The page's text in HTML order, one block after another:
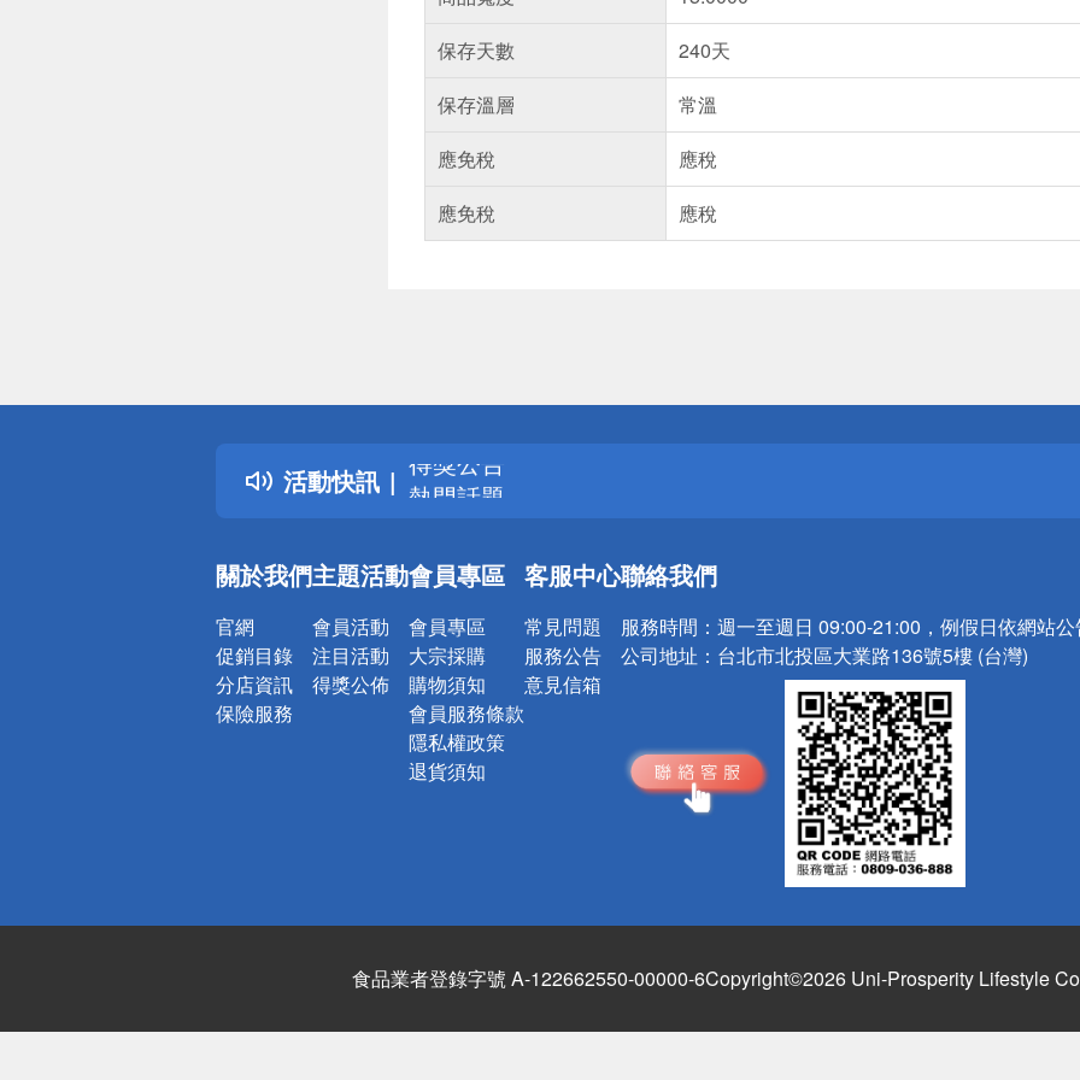
保存天數
240天
保存溫層
常溫
應免稅
應稅
應免稅
應稅
活動快訊
詐騙網頁！請小心！
得獎公告
熱門話題
銀行優惠
詐騙網頁！請小心！
關於我們
官網
促銷目錄
分店資訊
保險服務
主題活動
會員活動
注目活動
得獎公佈
會員專區
會員專區
大宗採購
購物須知
會員服務條款
隱私權政策
退貨須知
客服中心
常見問題
服務公告
意見信箱
聯絡我們
服務時間： 週一至週日 09:00-21:00，例假日依網站
公司地址： 台北市北投區大業路136號5樓 (台灣)
食品業者登錄字號 A-122662550-00000-6Copyright©2026 Uni-Prosperity Lifestyle